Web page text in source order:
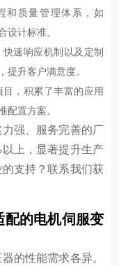
和质量管理体系，如
计标准。
速响应机制以及定制
升客户满意度。
，积累了丰富的应用
置方案。
强、服务完善的厂
上，显著提升生产
支持？联系我们获
的电机伺服变
的性能需求各异。